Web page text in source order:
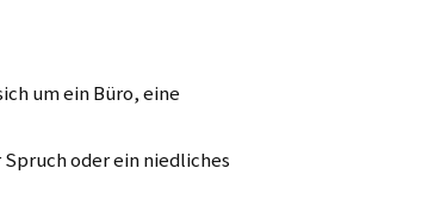
um ein Büro, eine
oder ein niedliches